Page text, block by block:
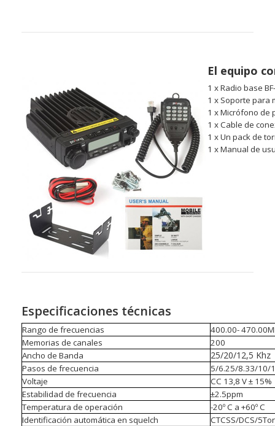
El equipo
1 x Radio base
1 x Soporte para
1 x Micrófono de
1 x Cable de
1 x Un pack de
1 x Manual de
Especificaciones técnicas
Rango de frecuencias
400.00-
Memorias de canales
200
Ancho de Banda
25/20/12,5 Khz
Pasos de frecuencia
5/6.25/8.33/10/
Voltaje
CC 13,8 V± 15%
Estabilidad de frecuencia
±2.5ppm
Temperatura de operación
-20º C a +60º C
Identificación automática en squelch
CTCSS/DCS/